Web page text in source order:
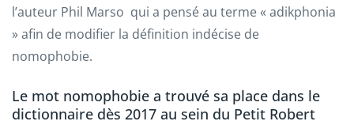
l’auteur Phil Marso qui a pensé au terme « adikphonia
» afin de modifier la définition indécise de
nomophobie.
Le mot nomophobie a trouvé sa place dans le
dictionnaire dès 2017 au sein du Petit Robert